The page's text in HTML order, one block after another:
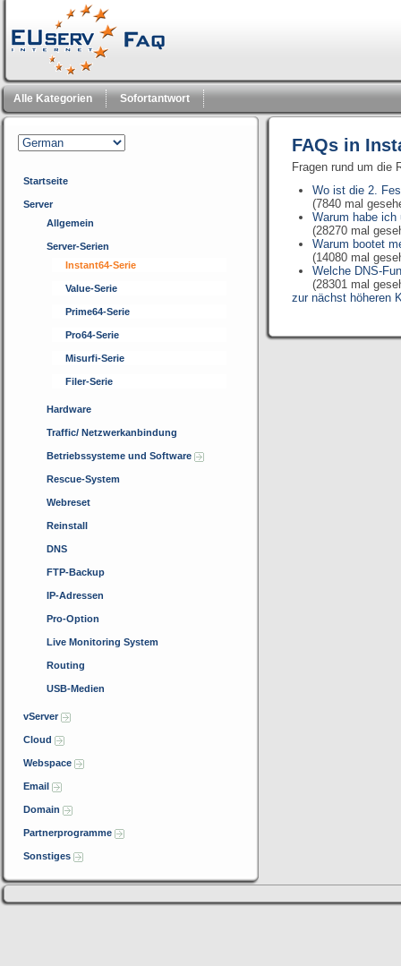
Alle Kategorien Sofortantwort
Startseite
Server
Allgemein
Server-Serien
Instant64-Serie
Value-Serie
Prime64-Serie
Pro64-Serie
Misurfi-Serie
Filer-Serie
Hardware
Traffic/ Netzwerkanbindung
Betriebssysteme und Software
Rescue-System
Webreset
Reinstall
DNS
FTP-Backup
IP-Adressen
Pro-Option
Live Monitoring System
Routing
USB-Medien
vServer
Cloud
Webspace
Email
Domain
Partnerprogramme
Sonstiges
FAQs in
Fragen rund um die
Wo ist die 2.
(7840 mal
Warum habe
(28270 mal
Warum bootet
(14080 mal
Welche DNS-
(28301 mal
zur nächst höheren